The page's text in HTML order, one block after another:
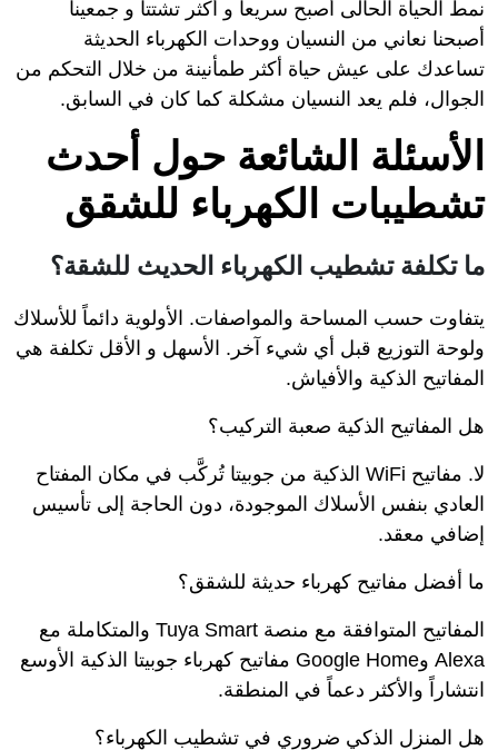
نمط الحياة الحالى أصبح سريعاً و أكثر تشتتاً و جمعينا
أصبحنا نعاني من النسيان ووحدات الكهرباء الحديثة
تساعدك على عيش حياة أكثر طمأنينة من خلال التحكم من
الجوال، فلم يعد النسيان مشكلة كما كان في السابق.
الأسئلة الشائعة حول أحدث
تشطيبات الكهرباء للشقق
ما تكلفة تشطيب الكهرباء الحديث للشقة؟
يتفاوت حسب المساحة والمواصفات. الأولوية دائماً للأسلاك
ولوحة التوزيع قبل أي شيء آخر. الأسهل و الأقل تكلفة هي
المفاتيح الذكية والأفياش.
هل المفاتيح الذكية صعبة التركيب؟
لا. مفاتيح WiFi الذكية من جوبيتا تُركَّب في مكان المفتاح
العادي بنفس الأسلاك الموجودة، دون الحاجة إلى تأسيس
إضافي معقد.
ما أفضل مفاتيح كهرباء حديثة للشقق؟
المفاتيح المتوافقة مع منصة Tuya Smart والمتكاملة مع
Alexa وGoogle Home مفاتيح كهرباء جوبيتا الذكية الأوسع
انتشاراً والأكثر دعماً في المنطقة.
هل المنزل الذكي ضروري في تشطيب الكهرباء؟